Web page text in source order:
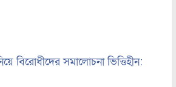
বিরোধীদের সমালোচনা ভিত্তিহীন: